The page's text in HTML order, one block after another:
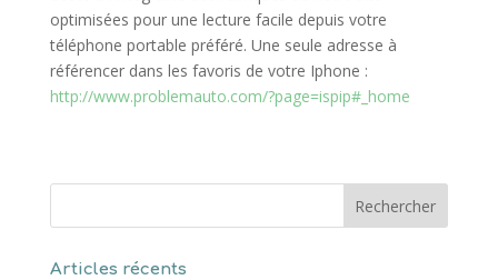
optimisées pour une lecture facile depuis votre
téléphone portable préféré. Une seule adresse à
référencer dans les favoris de votre Iphone :
http://www.problemauto.com/?page=ispip#_home
Articles récents